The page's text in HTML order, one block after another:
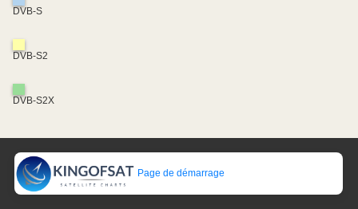
DVB-S
DVB-S2
DVB-S2X
Page de démarrage